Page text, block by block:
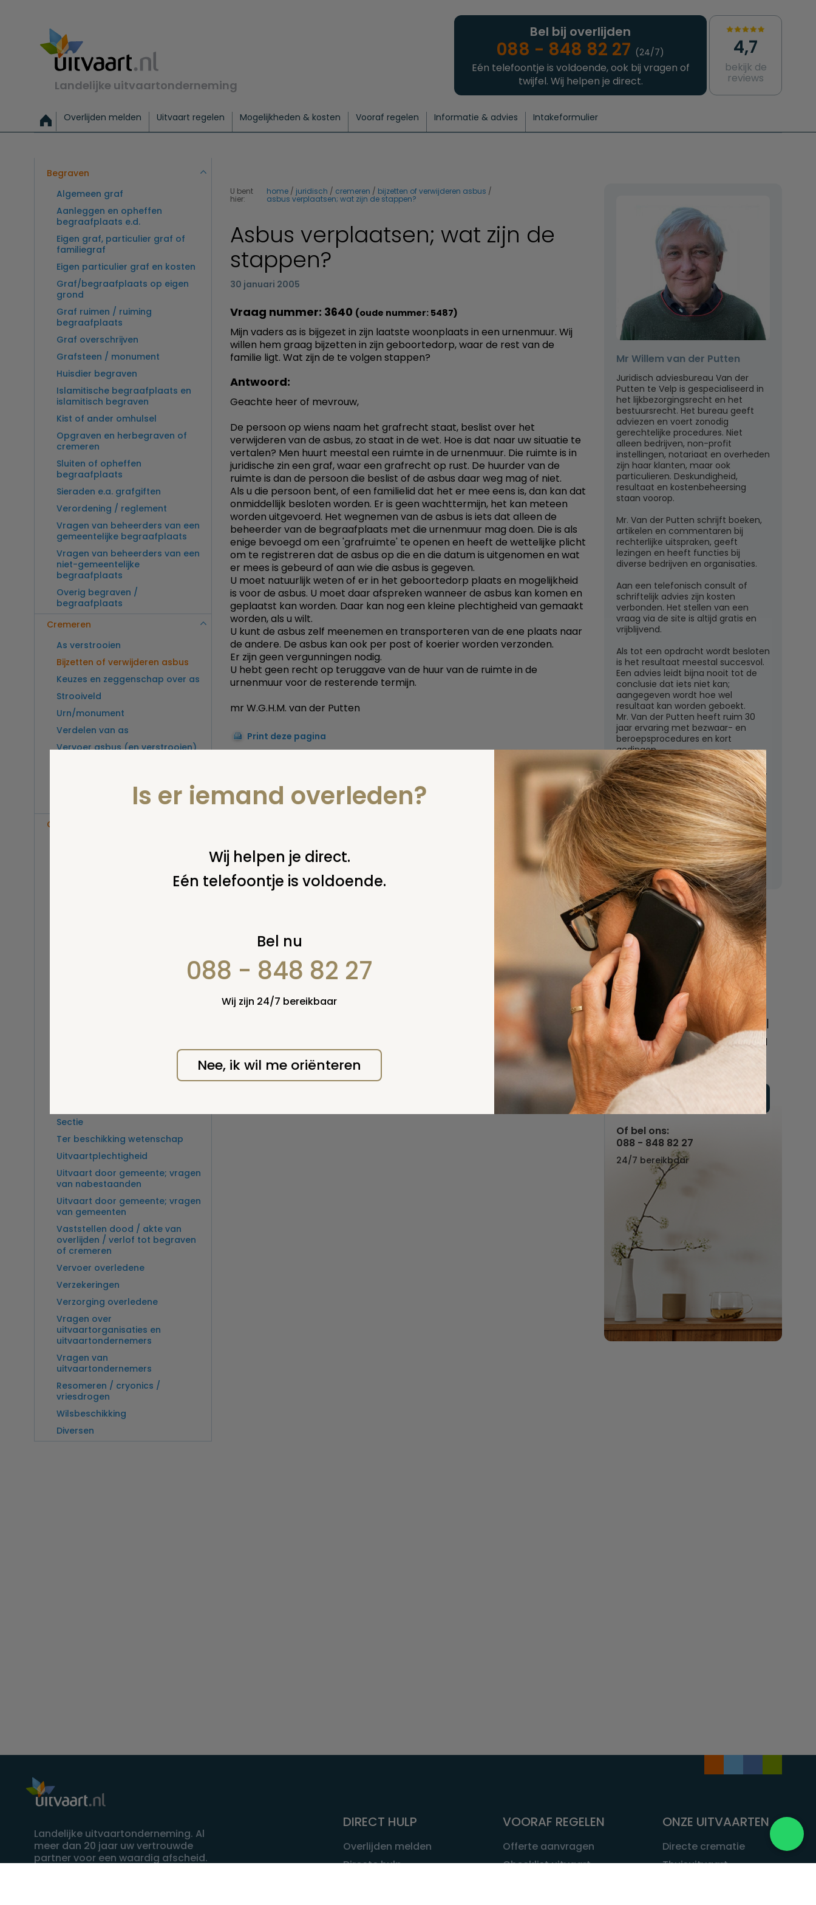
Landelijke uitvaartonderneming
Bel bij overlijden
088 - 848 82 27 (24/7)
Eén telefoontje is voldoende, ook bij vragen of
twijfel. Wij helpen je direct.
4,7
bekijk de
reviews
Overlijden melden Uitvaart regelen Mogelijkheden & kosten
Exclusieve uitvaart Begrafenis Basis
Vooraf regelen Informatie & advies Intakeformulier
Begraven
Algemeen graf
Aanleggen en opheffen
begraafplaats e.d.
Eigen graf, particulier graf of
familiegraf
Eigen particulier graf en kosten
Graf/begraafplaats op eigen
grond
Graf ruimen / ruiming
begraafplaats
Graf overschrijven
Grafsteen / monument
Huisdier begraven
Islamitische begraafplaats en
islamitisch begraven
Kist of ander omhulsel
Opgraven en herbegraven of
cremeren
Sluiten of opheffen
begraafplaats
Sieraden e.a. grafgiften
Verordening / reglement
Vragen van beheerders van een
gemeentelijke begraafplaats
Vragen van beheerders van een
niet-gemeentelijke
begraafplaats
Overig begraven /
begraafplaats
Cremeren
As verstrooien
Bijzetten of verwijderen asbus
Keuzes en zeggenschap over as
Strooiveld
Urn/monument
Verdelen van as
Vervoer asbus (en verstrooien)
Overige
Sectie
Ter beschikking wetenschap
Uitvaartplechtigheid
Uitvaart door gemeente; vragen
van nabestaanden
Uitvaart door gemeente; vragen
van gemeenten
Vaststellen dood / akte van
overlijden / verlof tot begraven
of cremeren
Vervoer overledene
Verzekeringen
Verzorging overledene
Vragen over
uitvaartorganisaties en
uitvaartondernemers
Vragen van
uitvaartondernemers
Resomeren / cryonics /
vriesdrogen
Wilsbeschikking
Diversen
U bent
hier:
home juridisch cremeren bijzetten of verwijderen asbus
asbus verplaatsen; wat zijn de stappen?
Asbus verplaatsen; wat zijn de
stappen?
30 januari 2005
Vraag nummer: 3640 (oude nummer: 5487)
Mijn vaders as is bijgezet in zijn laatste woonplaats in een urnenmuur. Wij
willen hem graag bijzetten in zijn geboortedorp, waar de rest van de
familie ligt. Wat zijn de te volgen stappen?
Antwoord:
Geachte heer of mevrouw,
De persoon op wiens naam het grafrecht staat, beslist over het
verwijderen van de asbus, zo staat in de wet. Hoe is dat naar uw situatie te
vertalen? Men huurt meestal een ruimte in de urnenmuur. Die ruimte is in
juridische zin een graf, waar een grafrecht op rust. De huurder van de
ruimte is dan de persoon die beslist of de asbus daar weg mag of niet.
Als u die persoon bent, of een familielid dat het er mee eens is, dan kan dat
onmiddellijk besloten worden. Er is geen wachttermijn, het kan meteen
worden uitgevoerd. Het wegnemen van de asbus is iets dat alleen de
beheerder van de begraafplaats met die urnenmuur mag doen. Die is als
enige bevoegd om een 'grafruimte' te openen en heeft de wettelijke plicht
om te registreren dat de asbus op die en die datum is uitgenomen en wat
er mees is gebeurd of aan wie die asbus is gegeven.
U moet natuurlijk weten of er in het geboortedorp plaats en mogelijkheid
is voor de asbus. U moet daar afspreken wanneer de asbus kan komen en
geplaatst kan worden. Daar kan nog een kleine plechtigheid van gemaakt
worden, als u wilt.
U kunt de asbus zelf meenemen en transporteren van de ene plaats naar
de andere. De asbus kan ook per post of koerier worden verzonden.
Er zijn geen vergunningen nodig.
U hebt geen recht op teruggave van de huur van de ruimte in de
urnenmuur voor de resterende termijn.
mr W.G.H.M. van der Putten
Print deze pagina
Spelregels
Verzenden
Wel verplicht, maar
wordt niet gepubliceerd.
Mr Willem van der Putten
Juridisch adviesbureau Van der
Putten te Velp is gespecialiseerd in
het lijkbezorgingsrecht en het
bestuursrecht. Het bureau geeft
adviezen en voert zonodig
gerechtelijke procedures. Niet
alleen bedrijven, non-profit
instellingen, notariaat en overheden
zijn haar klanten, maar ook
particulieren. Deskundigheid,
resultaat en kostenbeheersing
staan voorop.
Mr. Van der Putten schrijft boeken,
artikelen en commentaren bij
rechterlijke uitspraken, geeft
lezingen en heeft functies bij
diverse bedrijven en organisaties.
Aan een telefonisch consult of
schriftelijk advies zijn kosten
verbonden. Het stellen van een
vraag via de site is altijd gratis en
vrijblijvend.
Als tot een opdracht wordt besloten
is het resultaat meestal succesvol.
Een advies leidt bijna nooit tot de
conclusie dat iets niet kan;
aangegeven wordt hoe wel
resultaat kan worden geboekt.
Mr. Van der Putten heeft ruim 30
jaar ervaring met bezwaar- en
beroepsprocedures en kort
gedingen.
Juridisch adviesbureau mr. W.G.H.M.
van der Putten c.s.
Zutphensestraatweg 7
6881 WN Velp (Gld)
E-mail:
mr.vanderputten@gmail.com
Nu
een uitvaart
regelen
Beschrijf uw wensen
online of bel ons geheel
vrijblijvend voor hulp na
een overlijden.
Vul hier uw wensen in
Of bel ons:
088 - 848 82 27
24/7 bereikbaar
Landelijke uitvaartonderneming. Al
meer dan 20 jaar uw vertrouwde
partner voor een waardig afscheid.
DIRECT HULP
Overlijden melden
Directe hulp
VOORAF REGELEN
Offerte aanvragen
Checklist uitvaart
ONZE UITVAARTEN
Directe crematie
Thuisuitvaart
Is er iemand overleden?
Wij helpen je direct.
Eén telefoontje is voldoende.
Bel nu
088 - 848 82 27
Wij zijn 24/7 bereikbaar
Nee, ik wil me oriënteren